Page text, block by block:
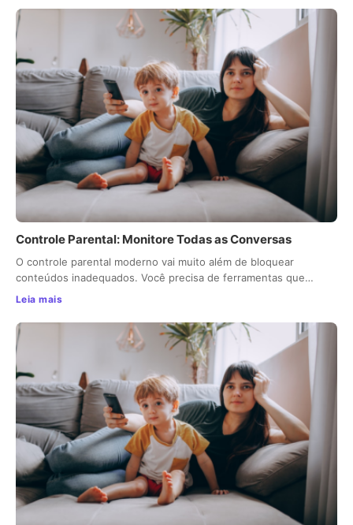
Controle Parental: Monitore Todas as Conversas
O controle parental moderno vai muito além de bloquear
conteúdos inadequados. Você precisa de ferramentas que…
Leia mais